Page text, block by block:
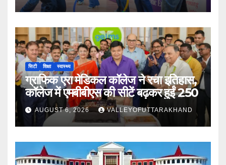
सिटी शिक्षा स्वास्थ्य
ग्राफिक एरा मेडिकल कॉलेज ने रचा इतिहास,
कॉलेज में एमबीबीएस की सीटें बढ़कर हुईं 250
AUGUST 6, 2026 VALLEYOFUTTARAKHAND